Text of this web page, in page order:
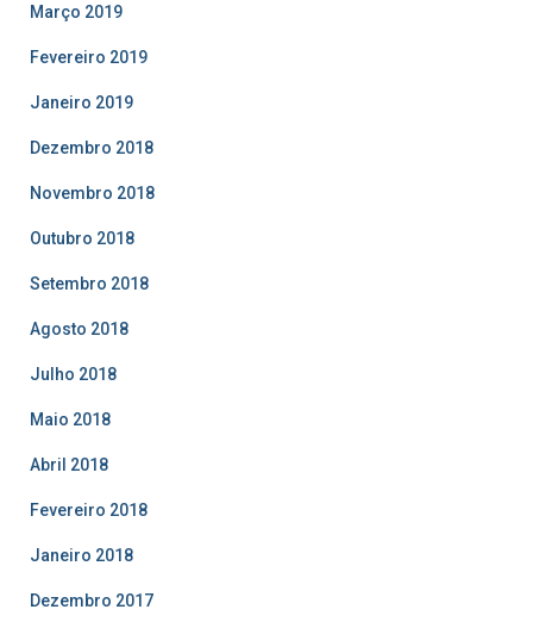
Março 2019
Fevereiro 2019
Janeiro 2019
Dezembro 2018
Novembro 2018
Outubro 2018
Setembro 2018
Agosto 2018
Julho 2018
Maio 2018
Abril 2018
Fevereiro 2018
Janeiro 2018
Dezembro 2017